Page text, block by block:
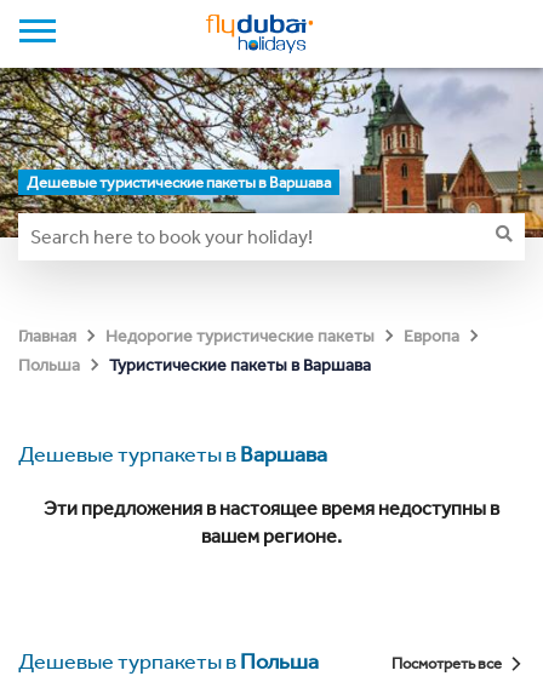
Дешевые туристические пакеты в Варшава
Главная Недорогие туристические пакеты
Европа
Польша
Туристические пакеты в Варшава
Дешевые турпакеты вВаршава
Эти предложения в настоящее время недоступны в
вашем регионе.
Дешевые турпакеты вПольша Посмотреть все